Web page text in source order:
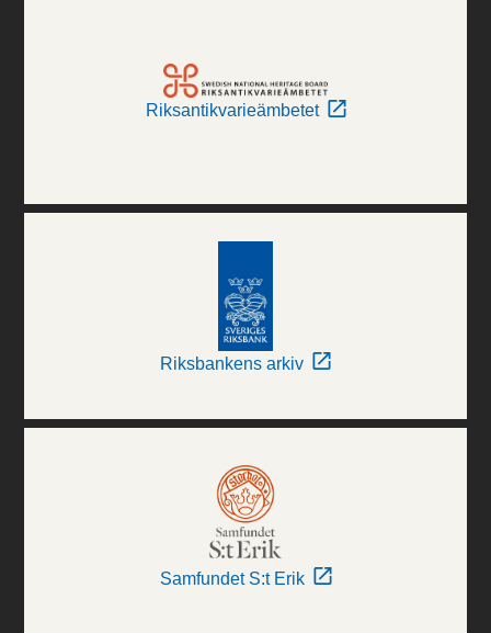
Riksantikvarieämbetet
Riksbankens arkiv
Samfundet S:t Erik